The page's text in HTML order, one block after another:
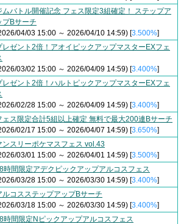
ムバトル開催記念 フェス限定3組確定！ ステップア
プBサーチ
04/03 15:00 ～ 2026/04/10 14:59) [3.500%]
レゼント2倍！アオイピックアップマスターEXフェ
03/02 15:00 ～ 2026/04/09 14:59) [3.400%]
レゼント2倍！ハルトピックアップマスターEXフェ
02/28 15:00 ～ 2026/04/09 14:59) [3.400%]
ェス限定合計5組以上確定 無料で最大200連Bサーチ
02/17 15:00 ～ 2026/04/07 14:59) [3.650%]
ンスリーポケマスフェス vol.43
03/01 15:00 ～ 2026/04/01 14:59) [3.500%]
時間限定アデクピックアップアルコスフェス
03/28 15:00 ～ 2026/03/30 14:59) [3.400%]
ルコスステップアップBサーチ
03/18 15:00 ～ 2026/03/30 14:59) [3.400%]
時間限定Nピックアップアルコスフェス